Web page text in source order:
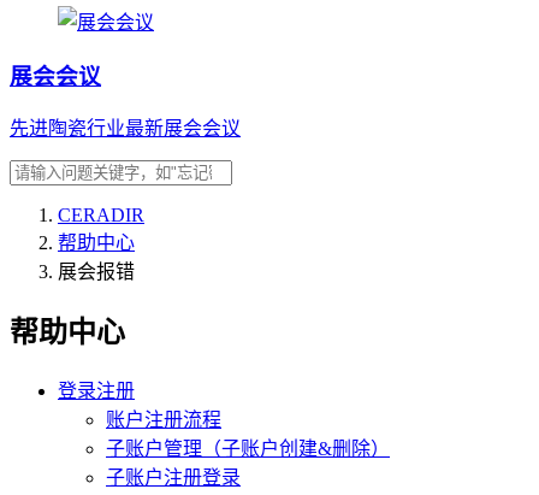
展会会议
先进陶瓷行业最新展会会议
CERADIR
帮助中心
展会报错
帮助中心
登录注册
账户注册流程
子账户管理（子账户创建&删除）
子账户注册登录